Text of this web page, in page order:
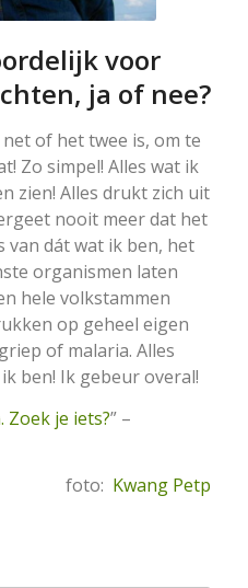
voor
ja of nee?
of het twee is, om te
Zo simpel! Alles wat ik
zien! Alles drukt zich uit
nooit meer dat het
van dát wat ik ben, het
organismen laten
hele volkstammen
op geheel eigen
of malaria. Alles
ben! Ik gebeur overal!
Zoek je iets?” –
foto: Kwang Petp